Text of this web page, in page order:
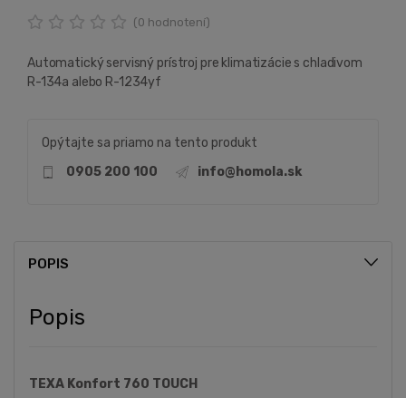
(0 hodnotení)
Automatický servisný prístroj pre klimatizácie s chladivom
R-134a alebo R-1234yf
Opýtajte sa priamo na tento produkt
0905 200 100
info@homola.sk
POPIS
Popis
TEXA Konfort 760 TOUCH